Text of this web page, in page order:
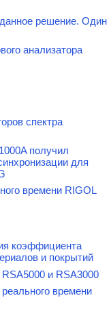
решение. Один
анализатора
спектра
получил
для
времени RIGOL
коэффициента
и покрытий
и RSA3000
времени